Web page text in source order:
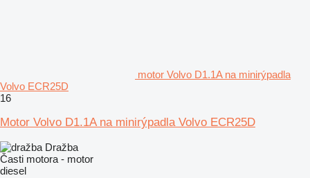
motor Volvo D1.1A na minirýpadla
Volvo ECR25D
16
Motor Volvo D1.1A na minirýpadla Volvo ECR25D
Dražba
Časti motora - motor
diesel